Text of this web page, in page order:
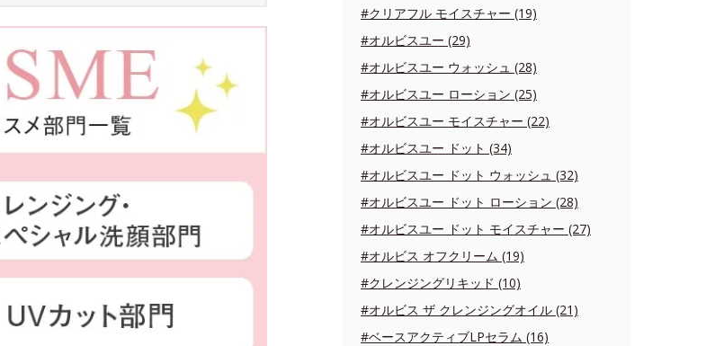
#クリアフル モイスチャー (19)
#オルビスユー (29)
#オルビスユー ウォッシュ (28)
#オルビスユー ローション (25)
#オルビスユー モイスチャー (22)
#オルビスユー ドット (34)
#オルビスユー ドット ウォッシュ (32)
#オルビスユー ドット ローション (28)
#オルビスユー ドット モイスチャー (27)
#オルビス オフクリーム (19)
#クレンジングリキッド (10)
#オルビス ザ クレンジングオイル (21)
#ベースアクティブLPセラム (16)